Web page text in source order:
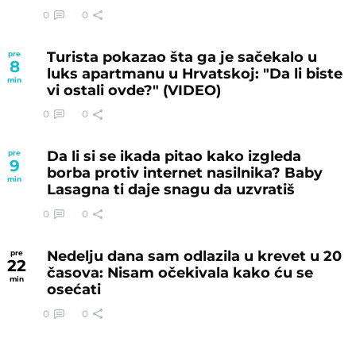
0 0
pre
8
min
Turista pokazao šta ga je sačekalo u
luks apartmanu u Hrvatskoj: "Da li biste
vi ostali ovde?" (VIDEO)
0 0
pre
9
min
Da li si se ikada pitao kako izgleda
borba protiv internet nasilnika? Baby
Lasagna ti daje snagu da uzvratiš
0 0
pre
22
min
Nedelju dana sam odlazila u krevet u 20
časova: Nisam očekivala kako ću se
osećati
0 0